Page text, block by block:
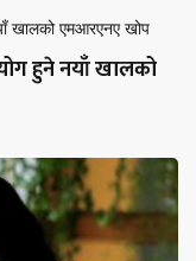
हुने नयाँ खालको